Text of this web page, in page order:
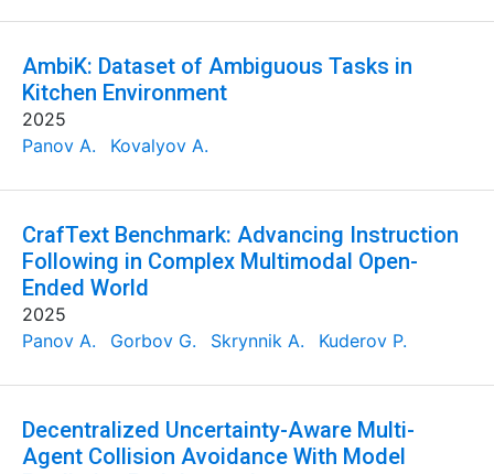
AmbiK: Dataset of Ambiguous Tasks in
Kitchen Environment
2025
Panov A.
Kovalyov A.
CrafText Benchmark: Advancing Instruction
Following in Complex Multimodal Open-
Ended World
2025
Panov A.
Gorbov G. Skrynnik A. Kuderov P.
Decentralized Uncertainty-Aware Multi-
Agent Collision Avoidance With Model